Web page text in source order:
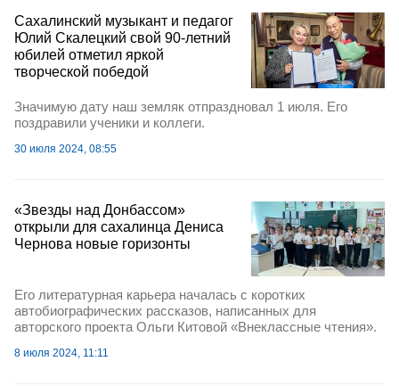
Сахалинский музыкант и педагог
Юлий Скалецкий свой 90-летний
юбилей отметил яркой
творческой победой
Значимую дату наш земляк отпраздновал 1 июля. Его
поздравили ученики и коллеги.
30 июля 2024, 08:55
«Звезды над Донбассом»
открыли для сахалинца Дениса
Чернова новые горизонты
Его литературная карьера началась с коротких
автобиографических рассказов, написанных для
авторского проекта Ольги Китовой «Внеклассные чтения».
8 июля 2024, 11:11